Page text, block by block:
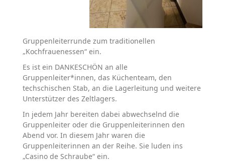
Gruppenleiterrunde zum traditionellen
„Kochfrauenessen“ ein.
Es ist ein DANKESCHÖN an alle
Gruppenleiter*innen, das Küchenteam, den
techschischen Stab, an die Lagerleitung und weitere
Unterstützer des Zeltlagers.
In jedem Jahr bereiten dabei abwechselnd die
Gruppenleiter oder die Gruppenleiterinnen den
Abend vor. In diesem Jahr waren die
Gruppenleiterinnen an der Reihe. Sie luden ins
„Casino de Schraube“ ein.